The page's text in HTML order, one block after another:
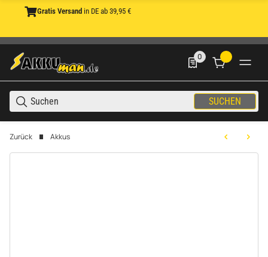
Gratis Versand in DE ab 39,95 €
SUCHEN
0
0 Produkte in der
Zurück Akkus